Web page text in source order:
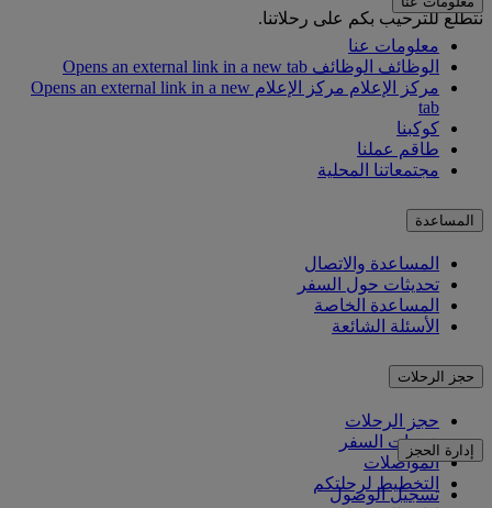
نتطلع للترحيب بكم على رحلاتنا.
معلومات عنا
الوظائف الوظائف Opens an external link in a new tab
مركز الإعلام
مركز الإعلام Opens an external link in a new
tab
كوكبنا
طاقم عملنا
مجتمعاتنا المحلية
المساعدة
المساعدة والاتصال
تحديثات حول السفر
المساعدة الخاصة
الأسئلة الشائعة
حجز الرحلات
حجز الرحلات
خدمات السفر
المواصلات
التخطيط لرحلتكم
إدارة الحجز
تسجيل الوصول